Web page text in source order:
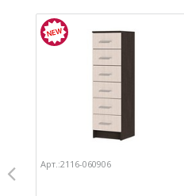
Арт.:2116-060906